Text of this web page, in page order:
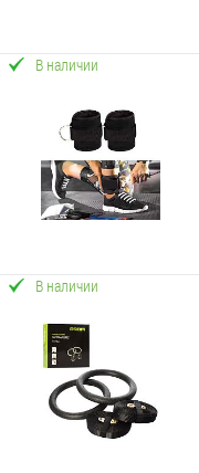
В наличии
В наличии